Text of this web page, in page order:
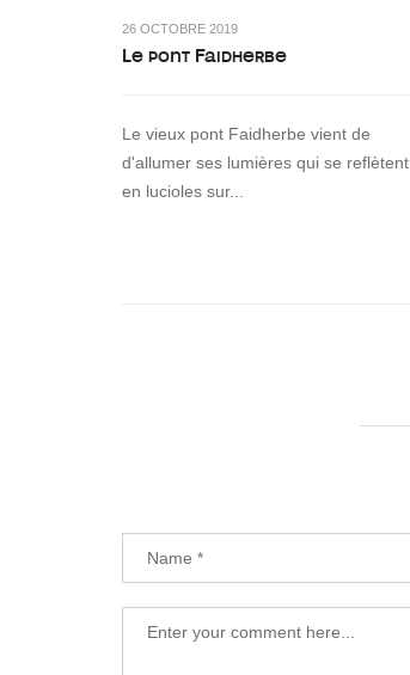
26 OCTOBRE 2019
Le pont Faidherbe
Le vieux pont Faidherbe vient de
d'allumer ses lumières qui se reflètent
en lucioles sur...